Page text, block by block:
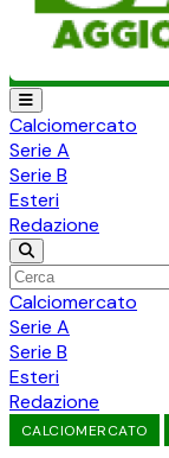
Calciomercato
Serie A
Serie B
Esteri
Redazione
Calciomercato
Serie A
Serie B
Esteri
Redazione
CALCIOMERCATO